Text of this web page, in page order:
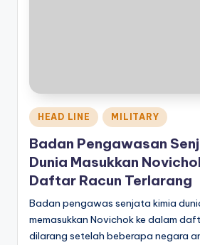
Posted
in
HEAD LINE MILITARY
Badan Pengawasan
Dunia Masukkan
Daftar Racun Terlarang
Badan pengawas senjata kimia
memasukkan Novichok ke dalam
dilarang setelah beberapa negara